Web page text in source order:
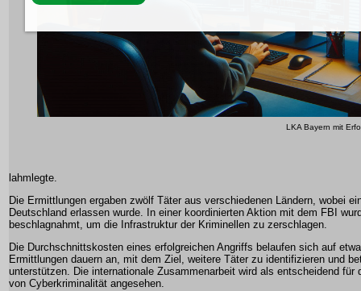
LKA Bayern mit
lahmlegte.
Die Ermittlungen ergaben zwölf Täter aus verschiedenen Ländern, wobei
Deutschland erlassen wurde. In einer koordinierten Aktion mit dem FBI
beschlagnahmt, um die Infrastruktur der Kriminellen zu zerschlagen.
Die Durchschnittskosten eines erfolgreichen Angriffs belaufen sich auf
Ermittlungen dauern an, mit dem Ziel, weitere Täter zu identifizieren und
unterstützen. Die internationale Zusammenarbeit wird als entscheidend für
von Cyberkriminalität angesehen.